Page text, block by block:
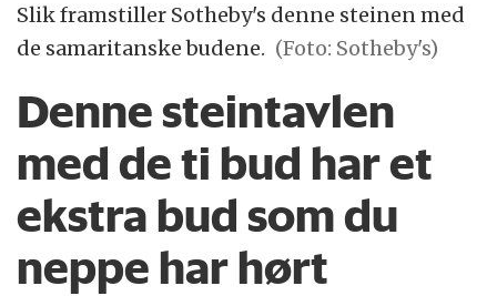
Slik framstiller Sotheby's denne steinen med
de samaritanske budene. (Foto: Sotheby's)
Denne steintavlen
med de ti bud har et
ekstra bud som du
neppe har hørt